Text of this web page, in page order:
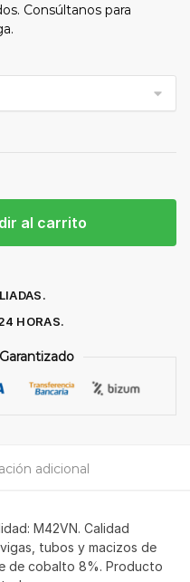
Consúltanos para
al carrito
HORAS.
adicional
M42VN. Calidad
tubos y macizos de
de cobalto 8%. Producto